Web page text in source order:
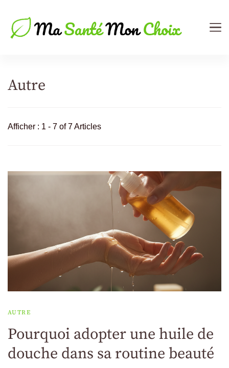
Autre
Afficher : 1 - 7 of 7 Articles
AUTRE
Pourquoi adopter une huile de
douche dans sa routine beauté